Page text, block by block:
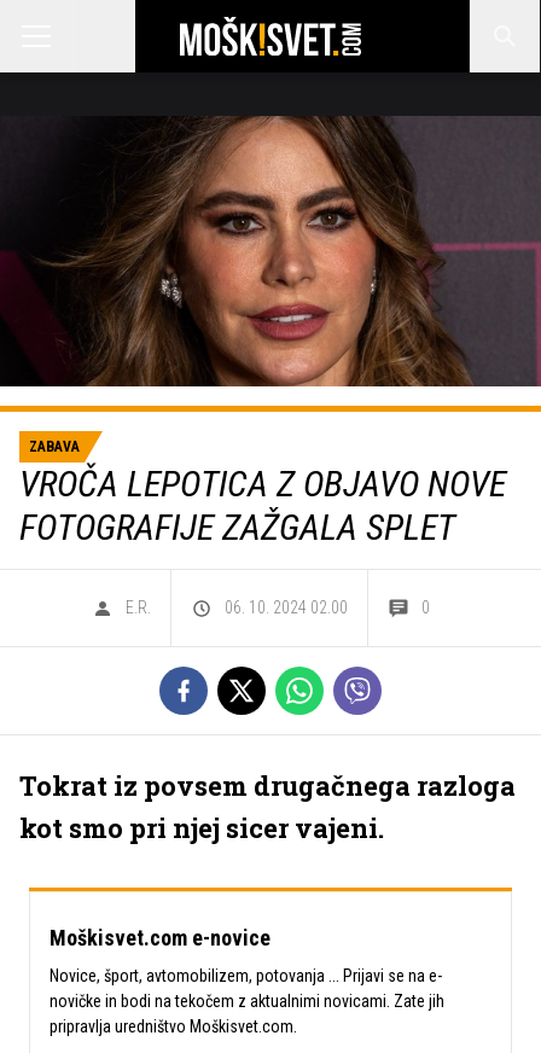
ZABAVA
VROČA LEPOTICA Z OBJAVO NOVE
FOTOGRAFIJE ZAŽGALA SPLET
E.R. 06. 10. 2024 02.00 0
Tokrat iz povsem drugačnega razloga
kot smo pri njej sicer vajeni.
Moškisvet.com e-novice
Novice, šport, avtomobilizem, potovanja ... Prijavi se na e-
novičke in bodi na tekočem z aktualnimi novicami. Zate jih
pripravlja uredništvo Moškisvet.com.